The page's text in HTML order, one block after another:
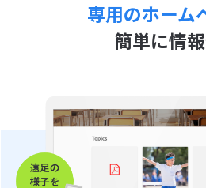
専用のホーム
簡単に情